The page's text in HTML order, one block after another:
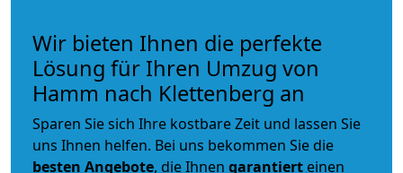
Wir bieten Ihnen die perfekte
Lösung für Ihren Umzug von
Hamm nach Klettenberg an
Sparen Sie sich Ihre kostbare Zeit und lassen Sie
uns Ihnen helfen. Bei uns bekommen Sie die
besten Angebote, die Ihnen garantiert einen